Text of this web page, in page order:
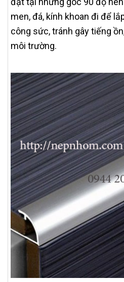
men, đá, kính khoan đi để
công sức, tránh gây tiếng
môi trường.